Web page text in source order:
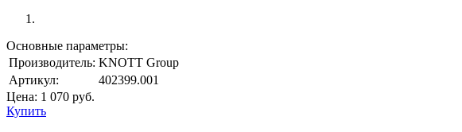
Основные параметры:
Производитель: KNOTT Group
Артикул:
402399.001
Цена: 1 070 руб.
Купить